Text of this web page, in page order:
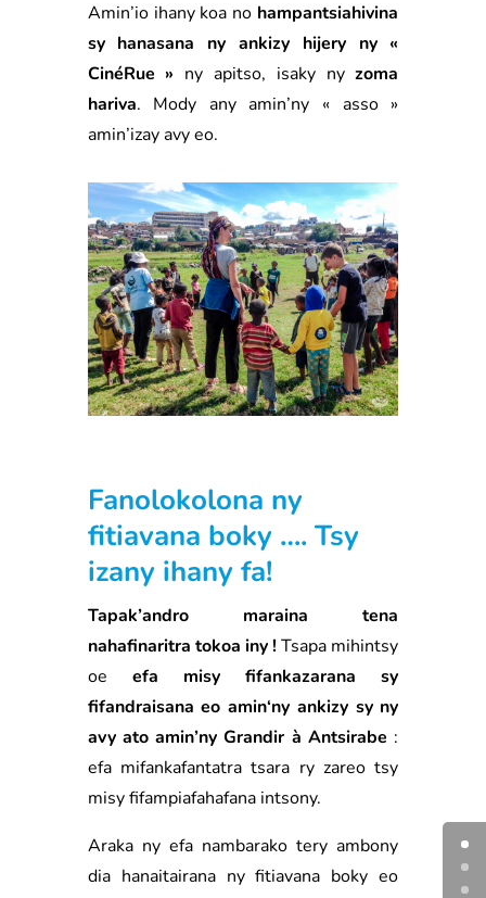
Amin’io ihany koa no hampantsiahivina
sy hanasana ny ankizy hijery ny «
CinéRue » ny apitso, isaky nyzoma
hariva. Mody any amin’ny « asso »
amin’izay avy eo.
Fanolokolona ny
fitiavana boky …. Tsy
izany ihany fa!
Tapak’andro maraina tena
nahafinaritra tokoa iny !Tsapa mihintsy
oe efa misy fifankazarana sy
fifandraisana eo amin‘ny ankizy sy ny
avy ato amin’ny Grandir à Antsirabe :
efa mifankafantatra tsara ry zareo tsy
misy fifampiafahafana intsony.
Araka ny efa nambarako tery ambony
dia hanaitairana ny fitiavana boky eo